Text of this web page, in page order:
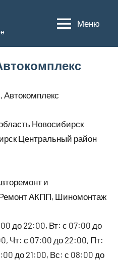
Меню
Автокомплекс
Новосибирск
Центральный район
и
АКПП, Шиномонтаж
до 22:00, Вт: с 07:00 до
Чт: с 07:00 до 22:00, Пт:
до 21:00, Вс: с 08:00 до